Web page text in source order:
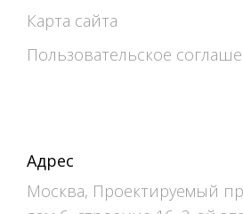
Карта сайта
Пользовательское
Адрес
Москва, Проектируемый